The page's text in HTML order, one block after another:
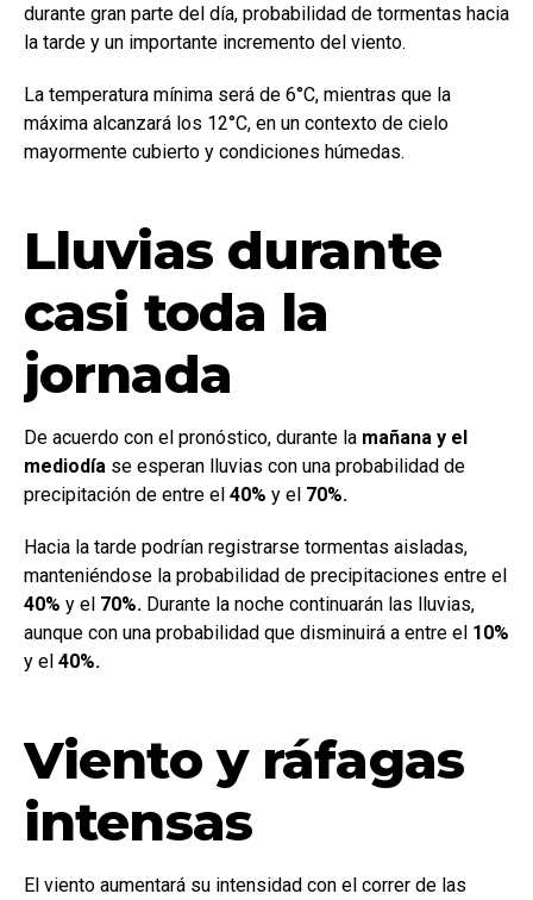
durante gran parte del día, probabilidad de tormentas hacia
la tarde y un importante incremento del viento.
La temperatura mínima será de 6°C, mientras que la
máxima alcanzará los 12°C, en un contexto de cielo
mayormente cubierto y condiciones húmedas.
Lluvias durante
casi toda la
jornada
De acuerdo con el pronóstico, durante la mañana y el
mediodía se esperan lluvias con una probabilidad de
precipitación de entre el 40% y el 70%.
Hacia la tarde podrían registrarse tormentas aisladas,
manteniéndose la probabilidad de precipitaciones entre el
40% y el 70%. Durante la noche continuarán las lluvias,
aunque con una probabilidad que disminuirá a entre el 10%
y el 40%.
Viento y ráfagas
intensas
El viento aumentará su intensidad con el correr de las